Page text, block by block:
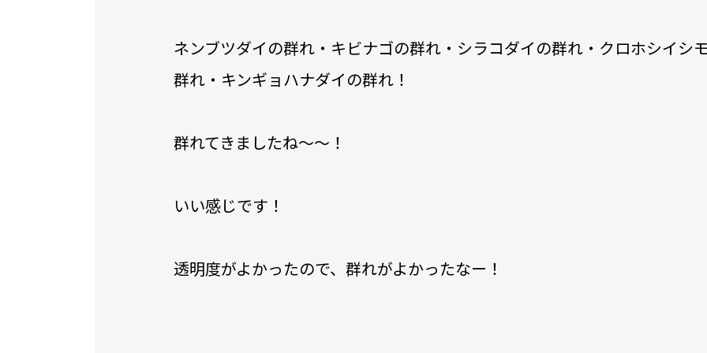
ネンブツダイの群れ・キビナゴの群れ・シラコダイの群れ・クロホシイシ
群れ・キンギョハナダイの群れ！
群れてきましたね～～！
いい感じです！
透明度がよかったので、群れがよかったなー！